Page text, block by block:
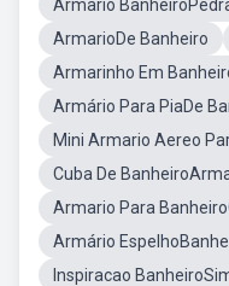
Armario
ArmarioDe Banheiro
Armarinho Em
Armário Para PiaDe
Mini Armario Aereo
Cuba De
Armario Para
Armário
Inspiracao